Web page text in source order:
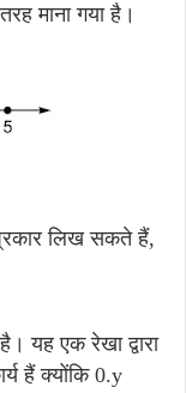
माना गया है।
लिख सकते हैं,
यह एक रेखा द्वारा
हैं क्योंकि 0.y